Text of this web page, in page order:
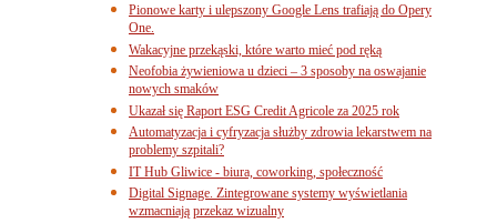
Pionowe karty i ulepszony Google Lens trafiają do Opery
One.
Wakacyjne przekąski, które warto mieć pod ręką
Neofobia żywieniowa u dzieci – 3 sposoby na oswajanie
nowych smaków
Ukazał się Raport ESG Credit Agricole za 2025 rok
Automatyzacja i cyfryzacja służby zdrowia lekarstwem na
problemy szpitali?
IT Hub Gliwice - biura, coworking, społeczność
Digital Signage. Zintegrowane systemy wyświetlania
wzmacniają przekaz wizualny